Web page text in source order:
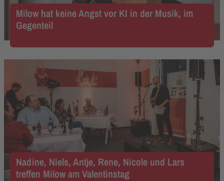
Milow hat keine Angst vor KI in der Musik, im
Gegenteil
Nadine, Niels, Antje, Rene, Nicole und Lars
treffen Milow am Valentinstag